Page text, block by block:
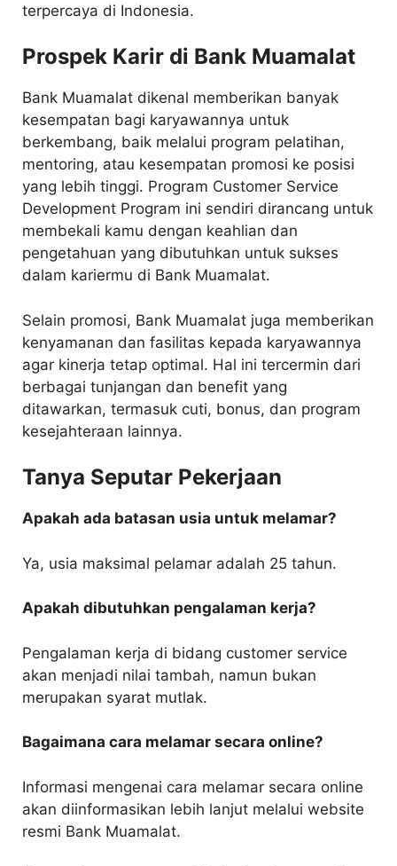
terpercaya di Indonesia.
Prospek Karir di Bank Muamalat
Bank Muamalat dikenal memberikan banyak
kesempatan bagi karyawannya untuk
berkembang, baik melalui program pelatihan,
mentoring, atau kesempatan promosi ke posisi
yang lebih tinggi. Program Customer Service
Development Program ini sendiri dirancang untuk
membekali kamu dengan keahlian dan
pengetahuan yang dibutuhkan untuk sukses
dalam kariermu di Bank Muamalat.
Selain promosi, Bank Muamalat juga memberikan
kenyamanan dan fasilitas kepada karyawannya
agar kinerja tetap optimal. Hal ini tercermin dari
berbagai tunjangan dan benefit yang
ditawarkan, termasuk cuti, bonus, dan program
kesejahteraan lainnya.
Tanya Seputar Pekerjaan
Apakah ada batasan usia untuk melamar?
Ya, usia maksimal pelamar adalah 25 tahun.
Apakah dibutuhkan pengalaman kerja?
Pengalaman kerja di bidang customer service
akan menjadi nilai tambah, namun bukan
merupakan syarat mutlak.
Bagaimana cara melamar secara online?
Informasi mengenai cara melamar secara online
akan diinformasikan lebih lanjut melalui website
resmi Bank Muamalat.